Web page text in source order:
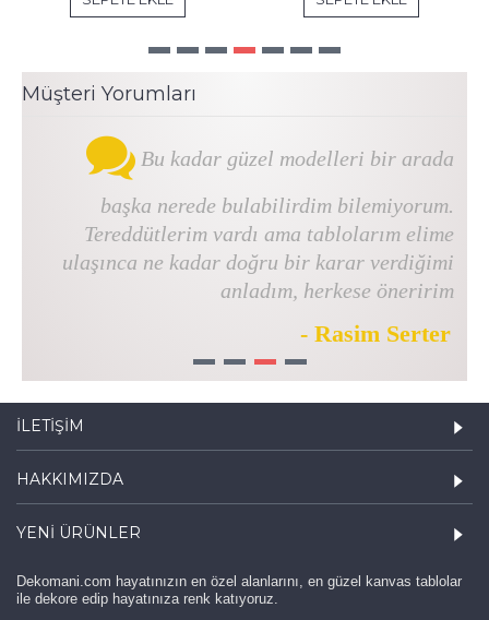
Müşteri Yorumları
Bu kadar güzel modelleri bir arada
başka nerede bulabilirdim bilemiyorum.
Tereddütlerim vardı ama tablolarım elime
ulaşınca ne kadar doğru bir karar verdiğimi
anladım, herkese öneririm
- Rasim Serter
1 2 3 4
İLETIŞIM
HAKKIMIZDA
YENI ÜRÜNLER
Dekomani.com hayatınızın en özel alanlarını, en güzel kanvas tablolar
ile dekore edip hayatınıza renk katıyoruz.